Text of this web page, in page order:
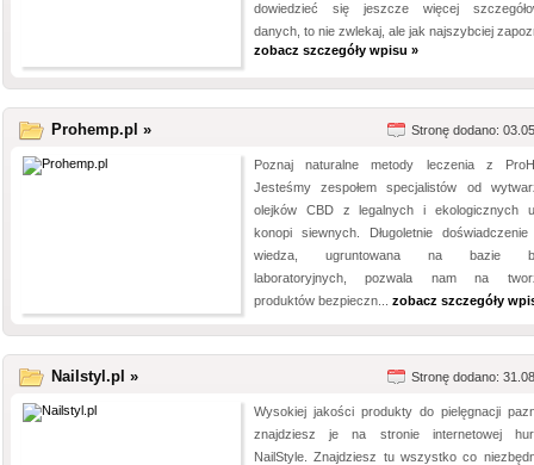
dowiedzieć się jeszcze więcej
danych, to nie zwlekaj, ale jak najszybciej
zobacz szczegóły wpisu »
Prohemp.pl » Stronę dodano:
Poznaj naturalne metody leczenia z
Jesteśmy zespołem specjalistów od
olejków CBD z legalnych i ekologicznych
konopi siewnych. Długoletnie
wiedza, ugruntowana na bazie
laboratoryjnych, pozwala nam na
produktów bezpieczn... zobacz szczegóły
Nailstyl.pl » Stronę dodano:
Wysokiej jakości produkty do pielęgnacji
znajdziesz je na stronie internetowej
NailStyle. Znajdziesz tu wszystko co